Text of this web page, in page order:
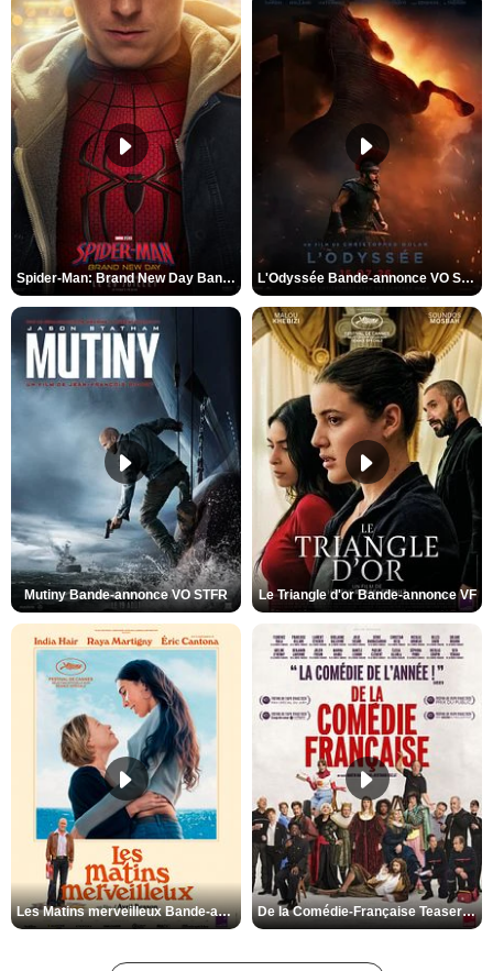
Spider-Man: Brand New Day Bande-annonce VO STFR L'Odyssée Bande-annonce VO STFR
Mutiny Bande-annonce VO STFR Le Triangle d'or Bande-annonce VF
Les Matins merveilleux Bande-annonce VF De la Comédie-Française Teaser VF